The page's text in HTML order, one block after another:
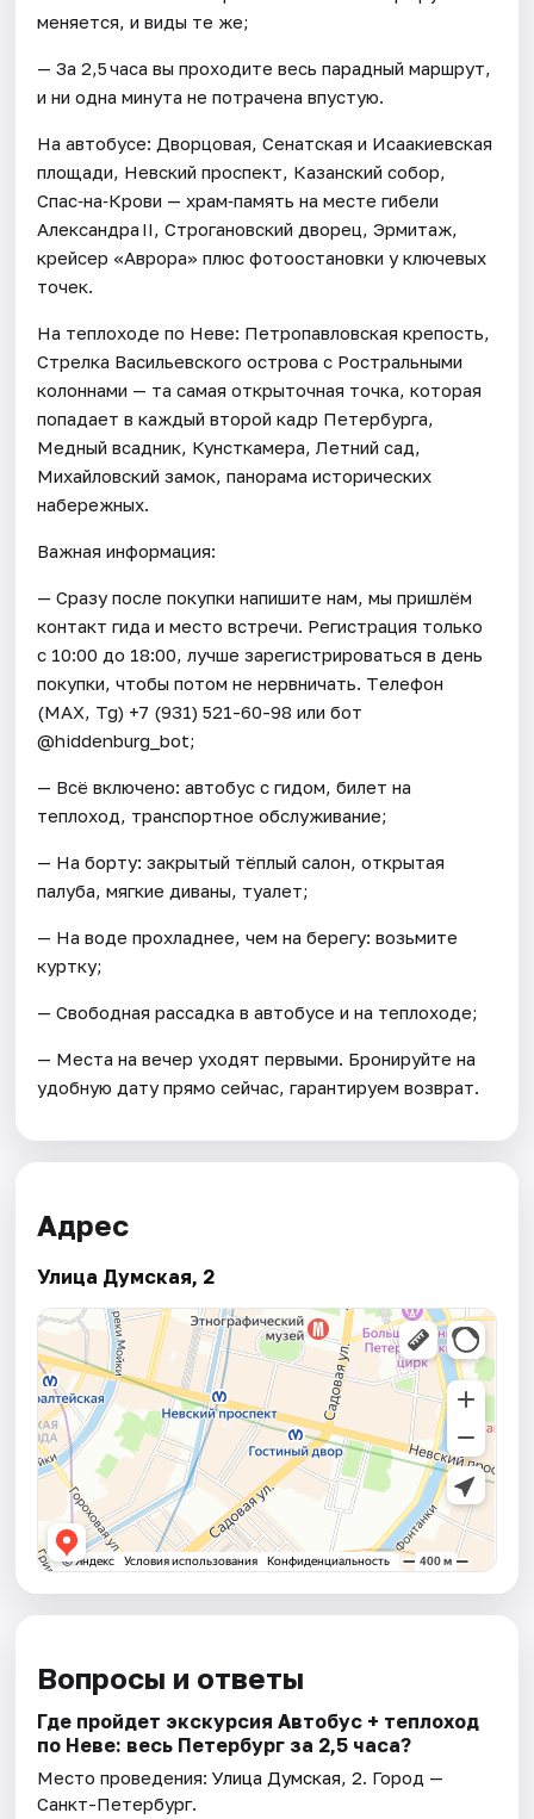
меняется, и виды те же;
— За 2,5 часа вы проходите весь парадный маршрут,
и ни одна минута не потрачена впустую.
На автобусе: Дворцовая, Сенатская и Исаакиевская
площади, Невский проспект, Казанский собор,
Спас‑на‑Крови — храм‑память на месте гибели
Александра II, Строгановский дворец, Эрмитаж,
крейсер «Аврора» плюс фотоостановки у ключевых
точек.
На теплоходе по Неве: Петропавловская крепость,
Стрелка Васильевского острова с Ростральными
колоннами — та самая открыточная точка, которая
попадает в каждый второй кадр Петербурга,
Медный всадник, Кунсткамера, Летний сад,
Михайловский замок, панорама исторических
набережных.
Важная информация:
— Сразу после покупки напишите нам, мы пришлём
контакт гида и место встречи. Регистрация только
с 10:00 до 18:00, лучше зарегистрироваться в день
покупки, чтобы потом не нервничать. Tелефон
(МАХ, Tg) +7 (931) 521-60-98 или бот
@hiddenburg_bot;
— Всё включено: автобус с гидом, билет на
теплоход, транспортное обслуживание;
— На борту: закрытый тёплый салон, открытая
палуба, мягкие диваны, туалет;
— На воде прохладнее, чем на берегу: возьмите
куртку;
— Свободная рассадка в автобусе и на теплоходе;
— Места на вечер уходят первыми. Бронируйте на
удобную дату прямо сейчас, гарантируем возврат.
Адрес
Улица Думская, 2
Вопросы и ответы
Где пройдет экскурсия Автобус + теплоход
по Неве: весь Петербург за 2,5 часа?
Место проведения:Улица Думская, 2. Город —
Санкт-Петербург.